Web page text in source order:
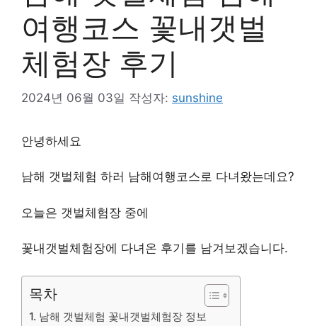
여행코스 꽃내갯벌
체험장 후기
2024년 06월 03일 작성자: sunshine
안녕하세요
남해 갯벌체험 하러 남해여행코스로 다녀왔는데요?
오늘은 갯벌체험장 중에
꽃내갯벌체험장에 다녀온 후기를 남겨보겠습니다.
목차
1. 남해 갯벌체험 꽃내갯벌체험장 정보